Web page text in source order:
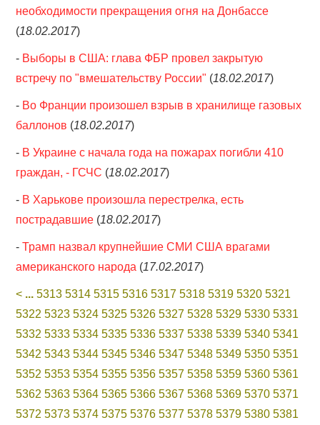
необходимости прекращения огня на Донбассе
(18.02.2017)
- Выборы в США: глава ФБР провел закрытую
встречу по "вмешательству России" (18.02.2017)
- Во Франции произошел взрыв в хранилище газовых
баллонов (18.02.2017)
- В Украине с начала года на пожарах погибли 410
граждан, - ГСЧС (18.02.2017)
- В Харькове произошла перестрелка, есть
пострадавшие (18.02.2017)
-Трамп назвал крупнейшие СМИ США врагами
американского народа (17.02.2017)
< ... 5313 5314 5315 5316 5317 5318 5319 5320 5321
5322 5323 5324 5325 5326 5327 5328 5329 5330 5331
5332 5333 5334 5335 5336 5337 5338 5339 5340 5341
5342 5343 5344 5345 5346 5347 5348 5349 5350 5351
5352 5353 5354 5355 5356 5357 5358 5359 5360 5361
5362 5363 5364 5365 5366 5367 5368 5369 5370 5371
5372 5373 5374 5375 5376 5377 5378 5379 5380 5381